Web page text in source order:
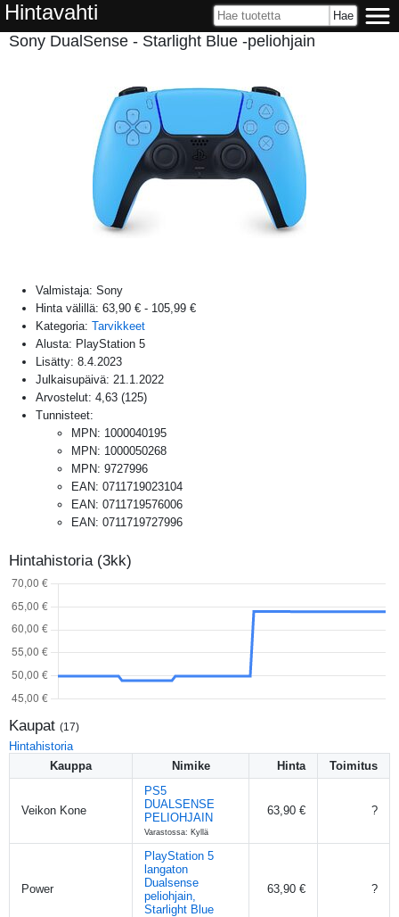
Hintavahti
Sony DualSense - Starlight Blue -peliohjain
Valmistaja: Sony
Hinta välillä: 63,90 € - 105,99 €
Kategoria: Tarvikkeet
Alusta: PlayStation 5
Lisätty: 8.4.2023
Julkaisupäivä: 21.1.2022
Arvostelut: 4,63 (125)
Tunnisteet:
MPN: 1000040195
MPN: 1000050268
MPN: 9727996
EAN: 0711719023104
EAN: 0711719576006
EAN: 0711719727996
Hintahistoria (3kk)
Kaupat (17)
Hintahistoria
Kauppa
Nimike Hinta Toimitus
Veikon Kone
PS5
DUALSENSE
PELIOHJAIN
Varastossa: Kyllä
63,90 € ?
Power
PlayStation 5
langaton
Dualsense
peliohjain,
Starlight Blue
63,90 € ?